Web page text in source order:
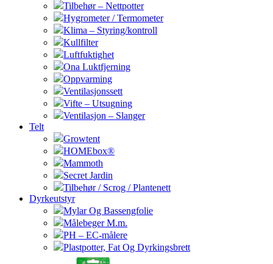
Tilbehør – Nettpotter
Hygrometer / Termometer
Klima – Styring/kontroll
Kullfilter
Luftfuktighet
Ona Luktfjerning
Oppvarming
Ventilasjonssett
Vifte – Utsugning
Ventilasjon – Slanger
Telt
Growtent
HOMEbox®
Mammoth
Secret Jardin
Tilbehør / Scrog / Plantenett
Dyrkeutstyr
Mylar Og Bassengfolie
Målebeger M.m.
PH – EC-målere
Plastpotter, Fat Og Dyrkingsbrett